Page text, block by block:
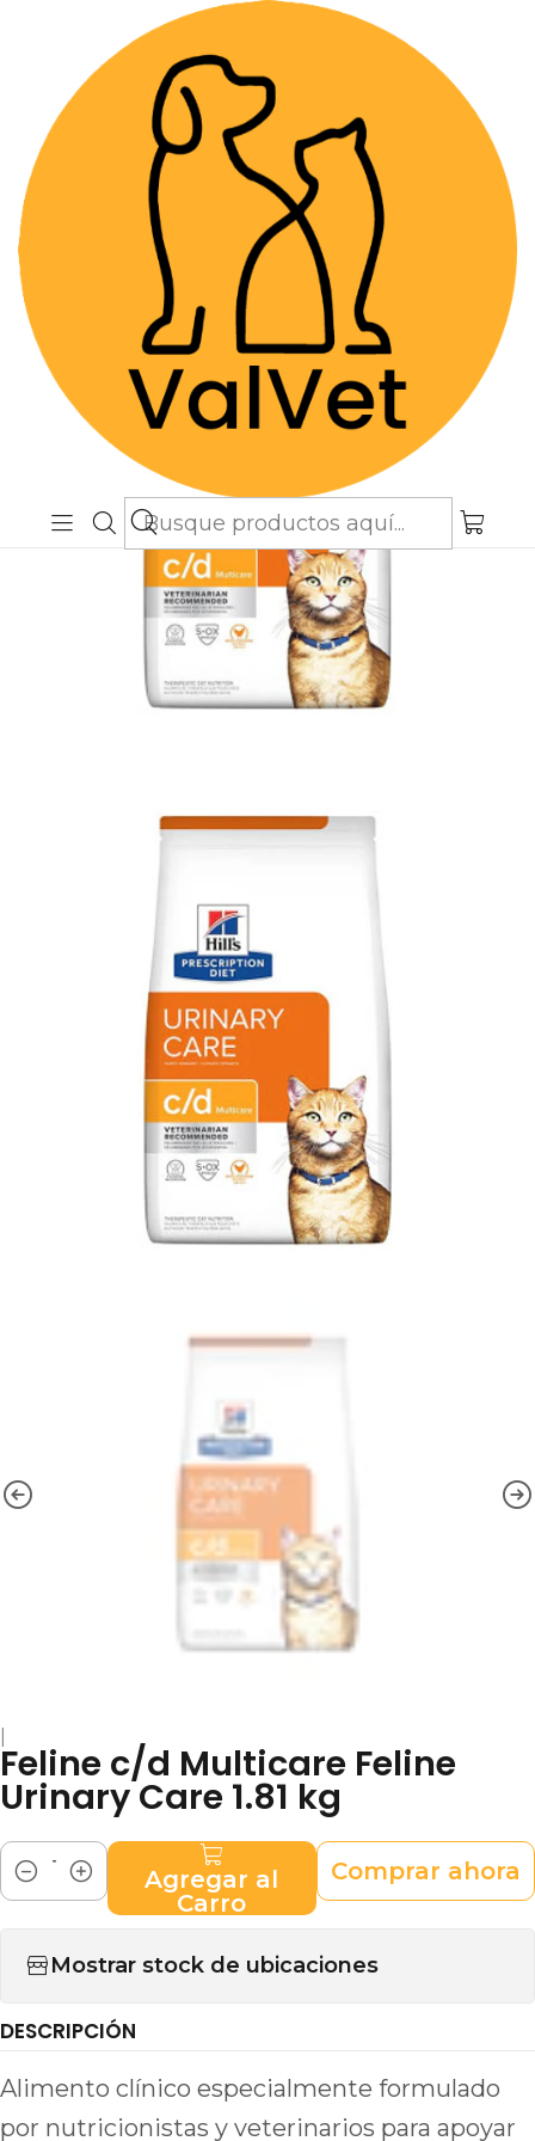
Despacho GRATIS por compras sobre
$89.990(Válido desde Coquimbo hasta Los
Lagos)
Alimentos y Snacks
Alimentos Medicados
Feline c/d Multicare Feline Urinary Care 1.81 kg
Feline c/d Multicare Feline
Urinary Care 1.81 kg
Cantidad
Agregar al
Carro
Comprar ahora
Mostrar stock de ubicaciones
DESCRIPCIÓN
Alimento clínico especialmente formulado
por nutricionistas y veterinarios para apoyar